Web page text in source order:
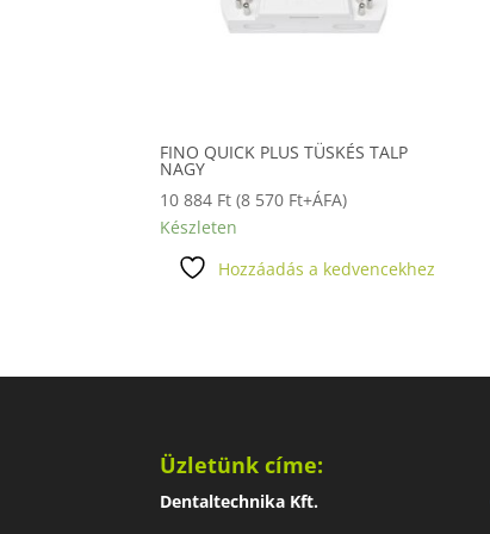
FINO QUICK PLUS TÜSKÉS TALP
NAGY
10 884 Ft (8 570 Ft+ÁFA)
Készleten
Hozzáadás a kedvencekhez
Üzletünk címe:
Dentaltechnika Kft.